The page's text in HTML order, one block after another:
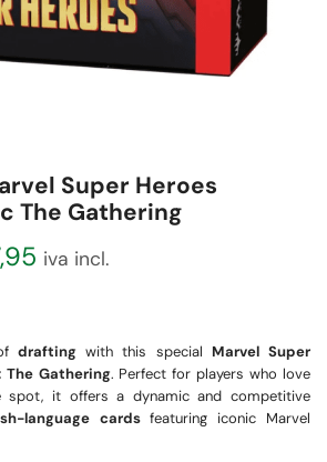
Super Heroes
The Gathering
iva incl.
drafting with this special Marvel Super
The Gathering. Perfect for players who love
spot, it offers a dynamic and competitive
language cardsfeaturing iconic Marvel